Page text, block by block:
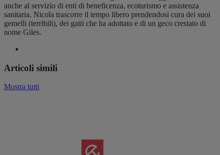
anche al servizio di enti di beneficenza, ecoturismo e assistenza
sanitaria. Nicola trascorre il tempo libero prendendosi cura dei suoi
gemelli (terribili), dei gatti che ha adottato e di un geco crestato di
nome Giles.
Articoli simili
Mostra tutti